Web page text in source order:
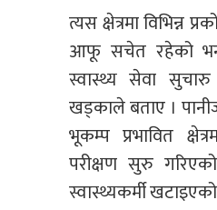
त्यस क्षेत्रमा विभिन्न
आफू सचेत रहेको
स्वास्थ्य सेवा सुचारु
खड्काले बताए ।
भूकम्प प्रभावित
परीक्षण सुरु
स्वास्थ्यकर्मी